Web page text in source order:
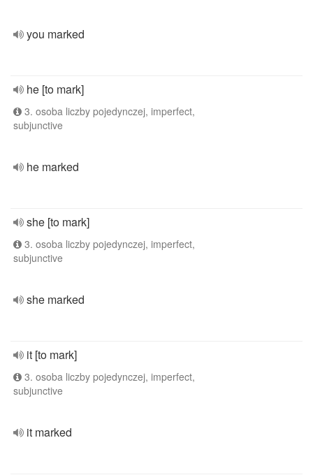
you marked
he [to mark]
3. osoba liczby pojedynczej, imperfect,
subjunctive
he marked
she [to mark]
3. osoba liczby pojedynczej, imperfect,
subjunctive
she marked
it [to mark]
3. osoba liczby pojedynczej, imperfect,
subjunctive
it marked